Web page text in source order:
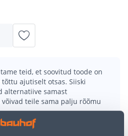
teid, et soovitud toode on
ajutiselt otsas. Siiski
alternatiive samast
võivad teile sama palju rõõmu
aga siin lõppema - oma
naastes